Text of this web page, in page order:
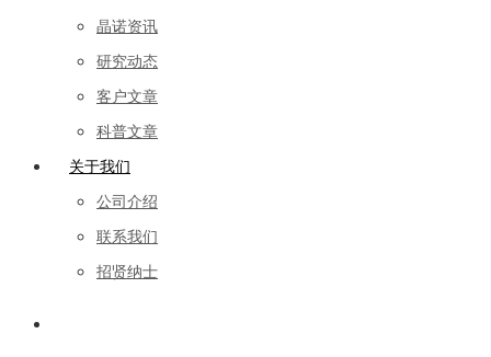
晶诺资讯
研究动态
客户文章
科普文章
关于我们
公司介绍
联系我们
招贤纳士